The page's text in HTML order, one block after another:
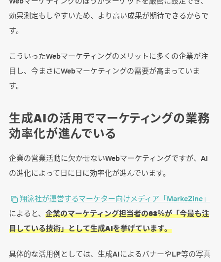
効果測定もしやすいため、より高い成果が期待できるからで
す。
こういったWebマーケティングのメリットに多くの企業が注
目し、今まさにWebマーケティングの需要が高まっていま
す。
生成AIの活用でマーケティングの業務
効率化が進んでいる
企業の営業活動に欠かせないWebマーケティングですが、AI
の進化によって日に日に効率化が進んでいます。
翔泳社が運営するマーケター向けメディア「MarkeZine」
によると、 企業のマーケティング担当者の63％が「今最も注
目している技術」として生成AIを挙げています。
具体的な活用例としては、生成AIによるバナーやLP等の写真